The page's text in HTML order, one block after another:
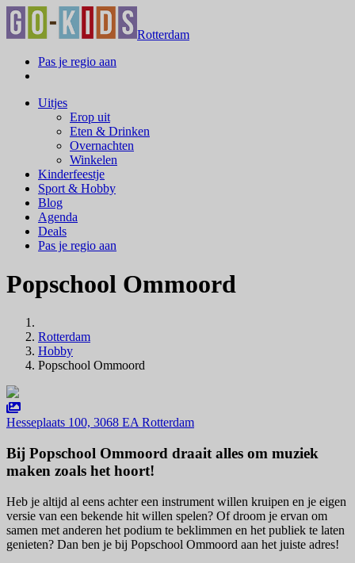
Rotterdam
Pas je regio aan
Uitjes
Erop uit
Eten & Drinken
Overnachten
Winkelen
Kinderfeestje
Sport & Hobby
Blog
Agenda
Deals
Pas je regio aan
Popschool Ommoord
Rotterdam
Hobby
Popschool Ommoord
Hesseplaats 100, 3068 EA Rotterdam
Bij Popschool Ommoord draait alles om muziek
maken zoals het hoort!
Heb je altijd al eens achter een instrument willen kruipen en je eigen
versie van een bekende hit willen spelen? Of droom je ervan om
samen met anderen het podium te beklimmen en het publiek te laten
genieten? Dan ben je bij Popschool Ommoord aan het juiste adres!